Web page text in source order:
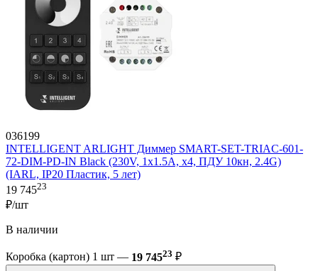
036199
INTELLIGENT ARLIGHT Диммер SMART-SET-TRIAC-601-
72-DIM-PD-IN Black (230V, 1x1.5A, x4, ПДУ 10кн, 2.4G)
(IARL, IP20 Пластик, 5 лет)
19 74523
₽/шт
В наличии
Коробка (картон) 1 шт — 19 74523 ₽